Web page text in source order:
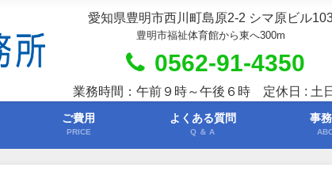
愛知県豊明市西川町島原2-2 シマ原ビル
豊明市福祉体育館から東へ300m
0562-91-4350
業務時間：午前９時～午後６時 定休日 : 土
ご費用
PRICE
よくある質問
Q ＆ A
事務